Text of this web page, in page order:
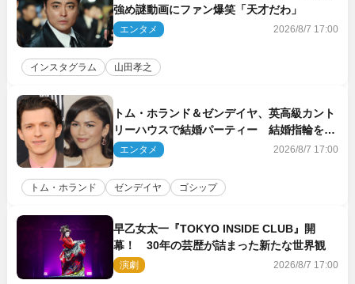
強め謎動画にファン爆笑「天才だわ」
エンタメ 2026/8/7 17:00
インスタグラム 山田孝之
トム・ホランド＆ゼンデイヤ、英高級カント
リーハウスで結婚パーティー 結婚指輪を身
に着けたトムも初キャッチ
エンタメ 2026/8/7 17:00
トム・ホランド ゼンデイヤ ゴシップ
早乙女太一『TOKYO INSIDE CLUB』開
幕！ 30年の芸歴が詰まった新たな世界観
演劇 2026/8/7 17:00